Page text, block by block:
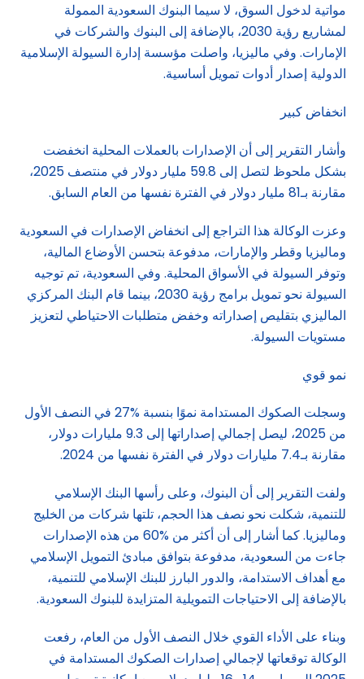
مواتية لدخول السوق، لا سيما البنوك السعودية الممولة
لمشاريع رؤية 2030، بالإضافة إلى البنوك والشركات في
الإمارات. وفي ماليزيا، واصلت مؤسسة إدارة السيولة الإسلامية
الدولية إصدار أدوات تمويل أساسية.
انخفاض كبير
وأشار التقرير إلى أن الإصدارات بالعملات المحلية انخفضت
بشكل ملحوظ لتصل إلى 59.8 مليار دولار في منتصف 2025،
مقارنة بـ81 مليار دولار في الفترة نفسها من العام السابق.
وعزت الوكالة هذا التراجع إلى انخفاض الإصدارات في السعودية
وماليزيا وقطر والإمارات، مدفوعة بتحسن الأوضاع المالية،
وتوفر السيولة في الأسواق المحلية. وفي السعودية، تم توجيه
السيولة نحو تمويل برامج رؤية 2030، بينما قام البنك المركزي
الماليزي بتقليص إصداراته وخفض متطلبات الاحتياطي لتعزيز
مستويات السيولة.
نمو قوي
وسجلت الصكوك المستدامة نموًا بنسبة %27 في النصف الأول
من 2025، ليصل إجمالي إصداراتها إلى 9.3 مليارات دولار،
مقارنة بـ7.4 مليارات دولار في الفترة نفسها من 2024.
ولفت التقرير إلى أن البنوك، وعلى رأسها البنك الإسلامي
للتنمية، شكلت نحو نصف هذا الحجم، تلتها شركات من الخليج
وماليزيا. كما أشار إلى أن أكثر من %60 من هذه الإصدارات
جاءت من السعودية، مدفوعة بتوافق مبادئ التمويل الإسلامي
مع أهداف الاستدامة، والدور البارز للبنك الإسلامي للتنمية،
بالإضافة إلى الاحتياجات التمويلية المتزايدة للبنوك السعودية.
وبناء على الأداء القوي خلال النصف الأول من العام، رفعت
الوكالة توقعاتها لإجمالي إصدارات الصكوك المستدامة في